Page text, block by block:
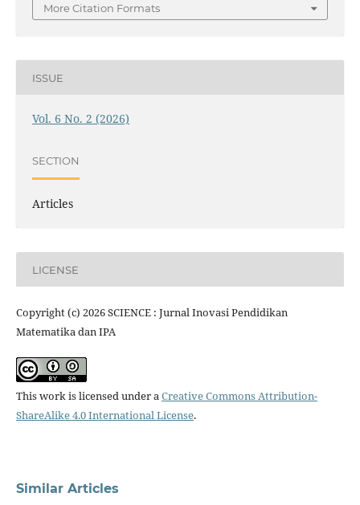
More Citation Formats
ISSUE
Vol. 6 No. 2 (2026)
SECTION
Articles
LICENSE
Copyright (c) 2026 SCIENCE : Jurnal Inovasi Pendidikan
Matematika dan IPA
This work is licensed under aCreative Commons Attribution-
ShareAlike 4.0 International License.
Similar Articles